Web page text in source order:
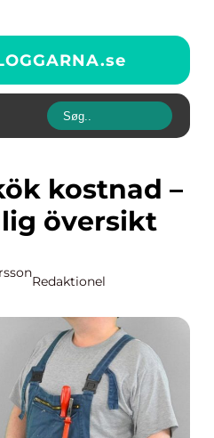
se
översikt
Redaktionel